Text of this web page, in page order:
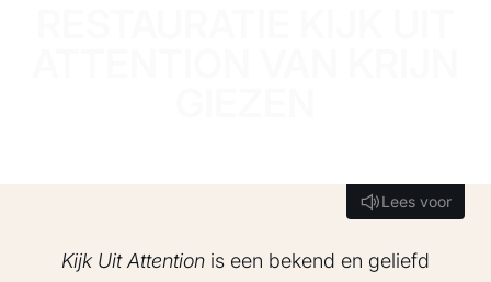
Lees voor
Lees voor
Kijk Uit Attention is een bekend en geliefd